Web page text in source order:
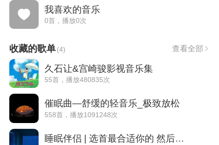
我喜欢的音乐
0首，播放0次
收藏的歌单(4) 查看全部
久石让&宫崎骏影视音乐集
55首，播放480835次
催眠曲—舒缓的轻音乐_极致放松
558首，播放1091248次
睡眠伴侣 | 选首最合适你的 然后单曲循环